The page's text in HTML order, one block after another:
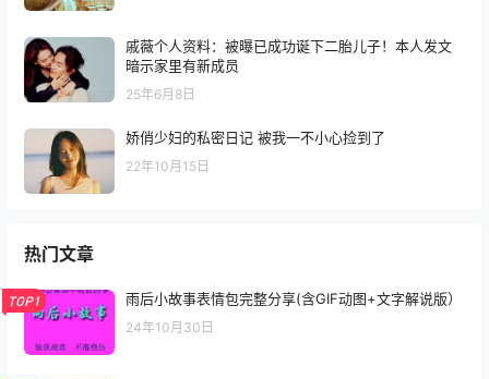
戚薇个人资料：被曝已成功诞下二胎儿子！本人发文
暗示家里有新成员
25年6月8日
娇俏少妇的私密日记 被我一不小心捡到了
22年10月15日
热门文章
TOP1 雨后小故事表情包完整分享(含GIF动图+文字解说版）
24年10月30日